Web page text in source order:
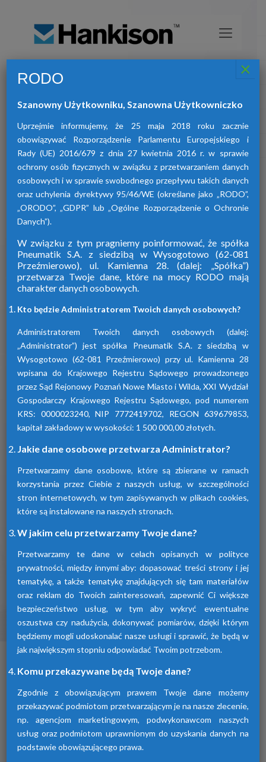
HANKISON
Firma Pneumatik pojawiła się na rynku
sprężonego powietrza, dostarczając
urządzeń.
Dowiedz się więcej
Osuszacze ziębnicze
To inaczej osuszacze kondensacyjne
osuszające powietrze poprzez jego
schłodzenie i wykroplenie kondensatu.
Urządzenia te spełniają wszelkie normy i
oczekiwania klientów.
RODO
Szanowny Użytkowniku, Szanowna Użytkowniczko
Uprzejmie informujemy, że 25 maja 2018 roku zacznie
obowiązywać Rozporządzenie Parlamentu Europejskiego i
Rady (UE) 2016/679 z dnia 27 kwietnia 2016 r. w sprawie
ochrony osób fizycznych w związku z przetwarzaniem danych
osobowych i w sprawie swobodnego przepływu takich danych
oraz uchylenia dyrektywy 95/46/WE (określane jako „RODO”,
„ORODO”, „GDPR” lub „Ogólne Rozporządzenie o Ochronie
Danych”).
W związku z tym pragniemy poinformować, że spółka
Pneumatik S.A. z siedzibą w Wysogotowo (62-081
Przeźmierowo), ul. Kamienna 28. (dalej: „Spółka”)
przetwarza Twoje dane, które na mocy RODO mają
charakter danych osobowych.
Kto będzie Administratorem Twoich danych osobowych?
Administratorem Twoich danych osobowych (dalej:
„Administrator”) jest spółka Pneumatik S.A. z siedzibą w
Wysogotowo (62-081 Przeźmierowo) przy ul. Kamienna 28
wpisana do Krajowego Rejestru Sądowego prowadzonego
przez Sąd Rejonowy Poznań Nowe Miasto i Wilda, XXI Wydział
Gospodarczy Krajowego Rejestru Sądowego, pod numerem
KRS: 0000023240, NIP 7772419702, REGON 639679853,
kapitał zakładowy w wysokości: 1 500 000,00 złotych.
Jakie dane osobowe przetwarza Administrator?
Przetwarzamy dane osobowe, które są zbierane w ramach
korzystania przez Ciebie z naszych usług, w szczególności
stron internetowych, w tym zapisywanych w plikach cookies,
które są instalowane na naszych stronach.
W jakim celu przetwarzamy Twoje dane?
Przetwarzamy te dane w celach opisanych w polityce
prywatności, między innymi aby: dopasować treści strony i jej
tematykę, a także tematykę znajdujących się tam materiałów
oraz reklam do Twoich zainteresowań, zapewnić Ci większe
bezpieczeństwo usług, w tym aby wykryć ewentualne
oszustwa czy nadużycia, dokonywać pomiarów, dzięki którym
będziemy mogli udoskonalać nasze usługi i sprawić, że będą w
jak największym stopniu odpowiadać Twoim potrzebom.
Komu przekazywane będą Twoje dane?
Zgodnie z obowiązującym prawem Twoje dane możemy
przekazywać podmiotom przetwarzającym je na nasze zlecenie,
np. agencjom marketingowym, podwykonawcom naszych
usług oraz podmiotom uprawnionym do uzyskania danych na
podstawie obowiązującego prawa.
×